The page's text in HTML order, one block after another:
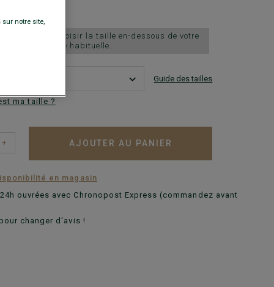
taille grand, choisir la taille en-dessous de votre
taille habituelle.
Guide des tailles
ma taille ?
+ AJOUTER AU PANIER
en magasin
ouvrées avec Chronopost Express (commandez avant
changer d'avis !
notre site,